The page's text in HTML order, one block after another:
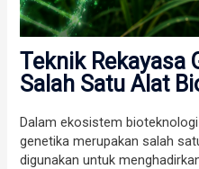
Teknik Rekayasa
Salah Satu Alat
Dalam ekosistem
genetika merupakan salah
digunakan untuk